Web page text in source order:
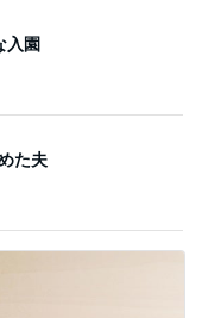
入園
た夫